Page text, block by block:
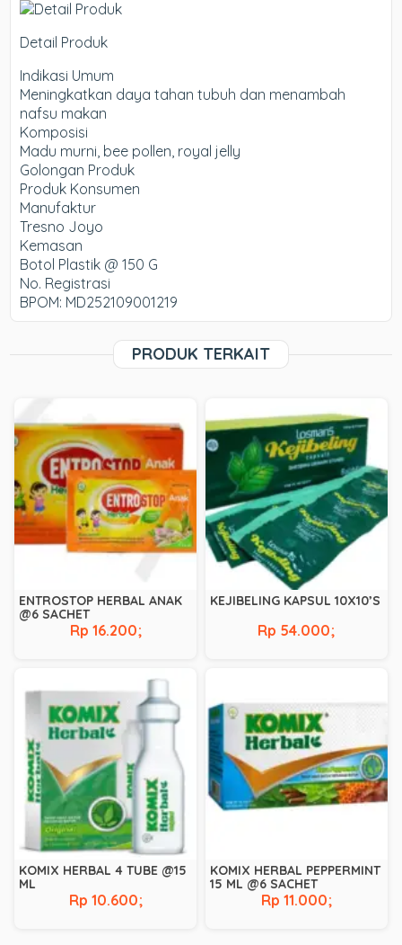
Detail Produk
Indikasi Umum
Meningkatkan daya tahan tubuh dan menambah
nafsu makan
Komposisi
Madu murni, bee pollen, royal jelly
Golongan Produk
Produk Konsumen
Manufaktur
Tresno Joyo
Kemasan
Botol Plastik @ 150 G
No. Registrasi
BPOM: MD252109001219
PRODUK TERKAIT
ENTROSTOP HERBAL ANAK
@6 SACHET
Rp 16.200;
KEJIBELING KAPSUL 10X10’S
Rp 54.000;
KOMIX HERBAL 4 TUBE @15
ML
Rp 10.600;
KOMIX HERBAL PEPPERMINT
15 ML @6 SACHET
Rp 11.000;